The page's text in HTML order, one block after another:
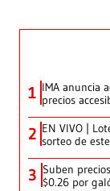
1 IMA anuncia
precios
2 EN VIVO |
sorteo de
3 Suben
$0.26 por